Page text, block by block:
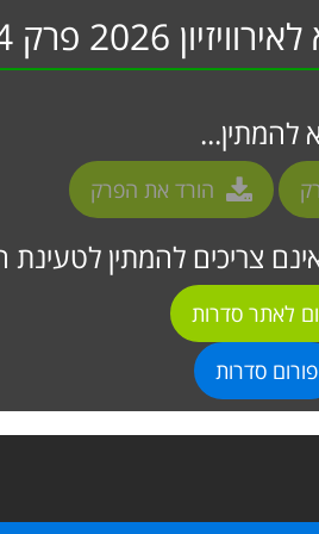
2026 פרק 34
להמתין...
הורד את הפרק
צריכים להמתין לטעינת
לאתר סדרות
פורום סדרות